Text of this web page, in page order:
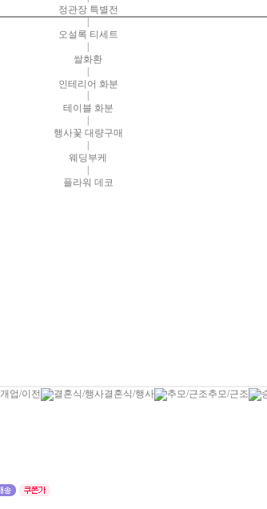
정관장 특별전
오설록 티세트
|
쌀화환
|
인테리어 화분
테이블 화분
행사꽃 대량구매
|
웨딩부케
|
플라워 데코
개업/이전 결혼식/행사 추모/근조